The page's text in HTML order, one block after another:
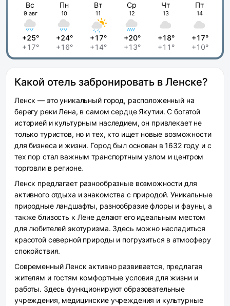
Вс
9 авг
+25°
+17°
Пн
10
+24°
+16°
Вт
11
+17°
+14°
Ср
12
+20°
+13°
Чт
13
+18°
+11°
Пт
14
+17°
+10°
Какой отель забронировать в Ленске?
Ленск — это уникальный город, расположенный на
берегу реки Лена, в самом сердце Якутии. С богатой
историей и культурным наследием, он привлекает не
только туристов, но и тех, кто ищет новые возможности
для бизнеса и жизни. Город был основан в 1632 году и с
тех пор стал важным транспортным узлом и центром
торговли в регионе.
Ленск предлагает разнообразные возможности для
активного отдыха и знакомства с природой. Уникальные
природные ландшафты, разнообразие флоры и фауны, а
также близость к Лене делают его идеальным местом
для любителей экотуризма. Здесь можно насладиться
красотой северной природы и погрузиться в атмосферу
спокойствия.
Современный Ленск активно развивается, предлагая
жителям и гостям комфортные условия для жизни и
работы. Здесь функционируют образовательные
учреждения, медицинские учреждения и культурные